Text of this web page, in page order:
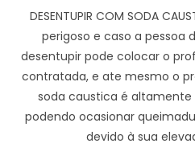
DESENTUPIR COM SODA
perigoso e caso a pessoa
desentupir pode colocar o
contratada, e ate mesmo o
soda caustica é altamente
podendo ocasionar
devido à sua